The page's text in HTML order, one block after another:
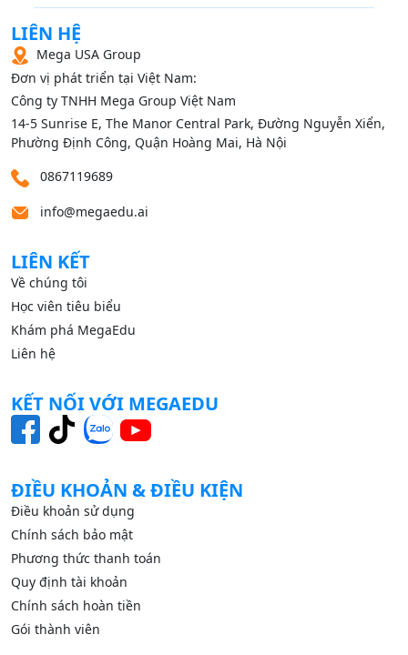
LIÊN HỆ
Mega USA Group
Đơn vị phát triển tại Việt Nam:
Công ty TNHH Mega Group Việt Nam
14‑5 Sunrise E, The Manor Central Park, Đường Nguyễn Xiển,
Phường Định Công, Quận Hoàng Mai, Hà Nội
0867119689
info@megaedu.ai
LIÊN KẾT
Về chúng tôi
Học viên tiêu biểu
Khám phá MegaEdu
Liên hệ
KẾT NỐI VỚI MEGAEDU
ĐIỀU KHOẢN & ĐIỀU KIỆN
Điều khoản sử dụng
Chính sách bảo mật
Phương thức thanh toán
Quy định tài khoản
Chính sách hoàn tiền
Gói thành viên